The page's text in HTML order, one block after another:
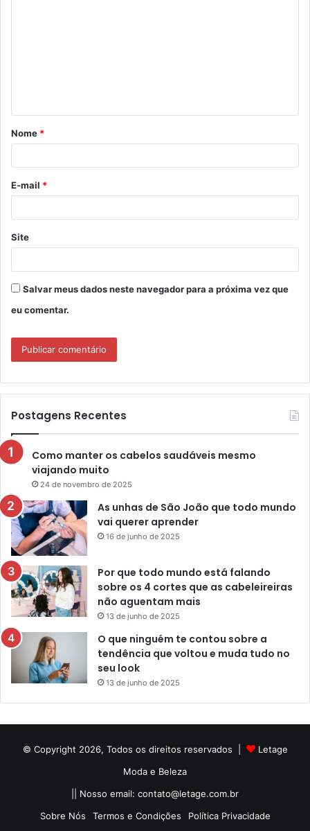
á
r
*
Nome *
E-mail *
Site
Salvar meus dados neste navegador para a próxima vez que
eu comentar.
Postagens Recentes
Como manter os cabelos saudáveis mesmo
viajando muito
24 de novembro de 2025
As unhas de São João que todo mundo
vai querer aprender
16 de junho de 2025
Por que todo mundo está falando
sobre os 4 cortes que as cabeleireiras
não aguentam mais
13 de junho de 2025
O que ninguém te contou sobre a
tendência que voltou e muda tudo no
seu look
13 de junho de 2025
© Copyright 2026, Todos os direitos reservados |
Letage
Moda e Beleza
|| Nosso email: contato@letage.com.br
Sobre Nós
Termos e Condições Política Privacidade